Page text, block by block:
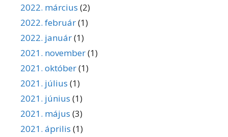
2022. március (2)
2022. február(1)
2022. január(1)
2021. november(1)
2021. október(1)
2021. július (1)
2021. június (1)
2021. május (3)
2021. április (1)